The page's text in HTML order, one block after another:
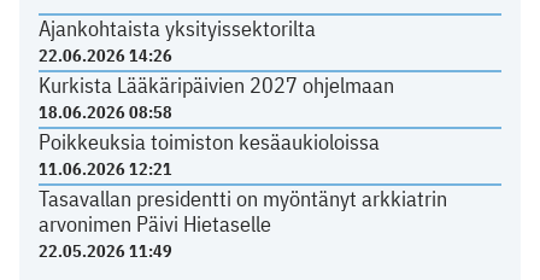
Ajankohtaista yksityissektorilta
22.06.2026 14:26
Kurkista Lääkäripäivien 2027 ohjelmaan
18.06.2026 08:58
Poikkeuksia toimiston kesäaukioloissa
11.06.2026 12:21
Tasavallan presidentti on myöntänyt arkkiatrin
arvonimen Päivi Hietaselle
22.05.2026 11:49